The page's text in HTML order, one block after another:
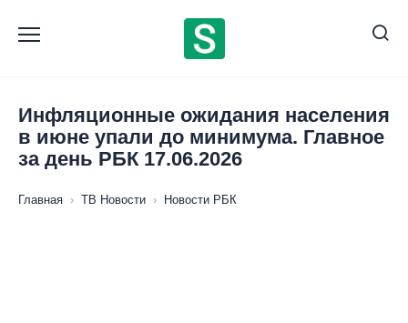
содержанию
Инфляционные ожидания населения
в июне упали до минимума. Главное
за день РБК 17.06.2026
Главная › ТВ Новости › Новости РБК